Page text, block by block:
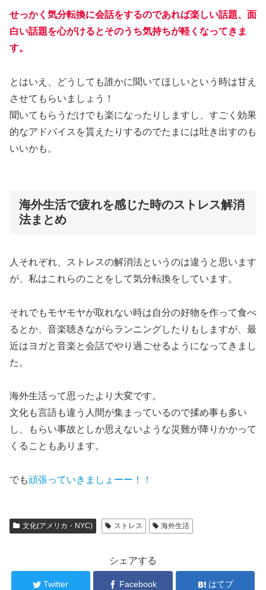
せっかく気分転換に会話をするのであれば楽しい話題、面
白い話題を心がけるとそのうち気持ちが軽くなってきま
す。
とはいえ、
どうしても誰かに聞いてほしいという時は甘え
させてもらいましょう！
聞いてもらうだけでも楽になったりしますし、すごく効果
的なアドバイスを貰えたりするのでたまには吐き出すのも
いいかも。
海外生活で疲れを感じた時のストレス解消
法まとめ
人それぞれ、ストレスの解消法というのは違うと思います
が、私はこれらのことをして気分転換をしています。
それでもモヤモヤが取れない時は自分の好物を作って食べ
るとか、音楽聴きながらランニングしたり もしますが、最
近はヨガと音楽と会話でやり過ごせるようになってきまし
た。
海外生活って思ったより大変です。
文化も言語も違う人間が集まっているので揉め事も多い
し、もらい事故としか思えないような災難が降りかかって
くることもあります。
でも頑張っていきましょーー！！
文化(アメリカ・NYC) ストレス 海外生活
シェアする
Twitter Facebook はてブ